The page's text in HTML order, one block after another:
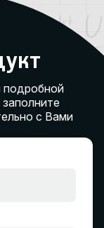
подробной
с Вами